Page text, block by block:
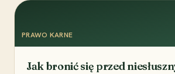
PRAWO KARNE
Jak bronić się przed